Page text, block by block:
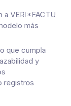
VERI*FACTU
más
que cumpla
y
registros